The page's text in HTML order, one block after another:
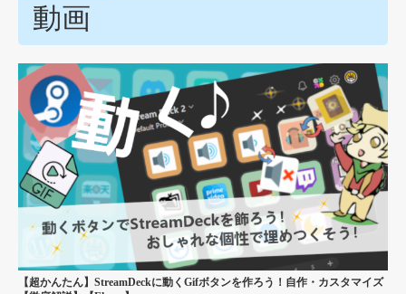
動画
【超かんたん】StreamDeckに動くGifボタンを作ろう！自作・カスタマイズ